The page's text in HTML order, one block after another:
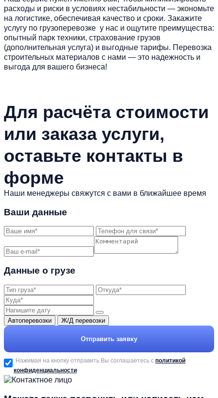
расходы и риски в условиях нестабильности — экономьте
на логистике, обеспечивая качество и сроки. Закажите
услугу по грузоперевозке у нас и ощутите преимущества:
опытный парк техники, страхование грузов
(дополнительная услуга) и выгодные тарифы. Перевозка
строительных материалов с нами — это надежность и
выгода для вашего бизнеса!
Для расчёта стоимости
или заказа услуги,
оставьте контакты в
форме
Наши менеджеры свяжутся с вами в ближайшее время
Ваши данные
Данные о грузе
Автоперевозки Ж/Д перевозки
Отправить заявку
Нажимая на кнопку отправить Вы соглашаетесь с политикой
конфиденциальности